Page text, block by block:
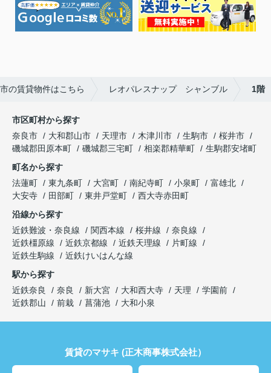
の賃貸物件はこちら レオパレスナップ シャンブル 1階
市区町村から探す
奈良市
大和郡山市 天理市 木津川市 生駒市
桜井市
磯城郡田原本町
磯城郡三宅町 相楽郡精華町
生駒郡安堵町
町名から探す
法蓮町
東九条町 大宮町 南紀寺町 小泉町
富雄北
大安寺
田部町 東井戸堂町
西大寺赤田町
沿線から探す
近鉄難波・奈良線
関西本線 桜井線
奈良線
近鉄橿原線
近鉄京都線 近鉄天理線
片町線
近鉄生駒線
近鉄けいはんな線
駅から探す
近鉄奈良
奈良 新大宮 大和西大寺 天理
学園前
近鉄郡山
前栽 菖蒲池 大和小泉
賃貸のマサキ (正木商事株式会社）